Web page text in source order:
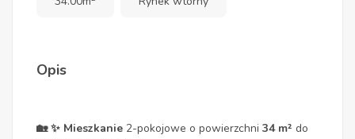
Opis
🏡 ✨ Mieszkanie 2-pokojowe o powierzchni 34 m² do